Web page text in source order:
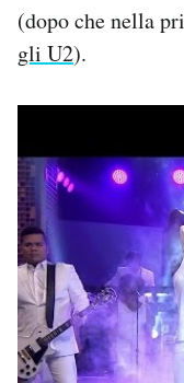
(dopo che nella
gli U2).